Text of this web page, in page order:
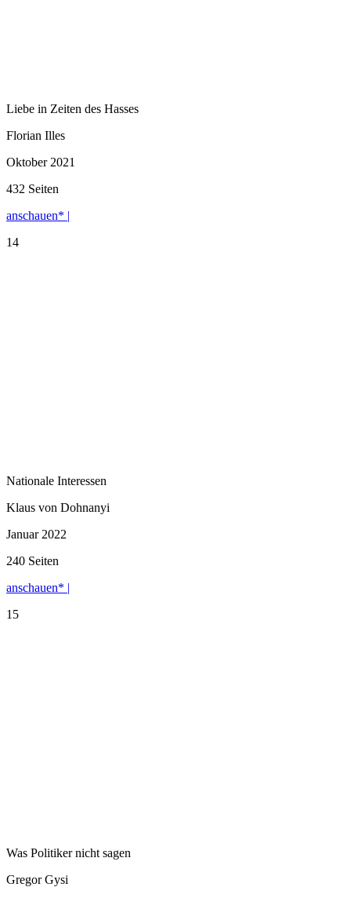
Liebe in Zeiten des Hasses
Florian Illes
Oktober 2021
432 Seiten
anschauen* |
14
Nationale Interessen
Klaus von Dohnanyi
Januar 2022
240 Seiten
anschauen* |
15
Was Politiker nicht sagen
Gregor Gysi